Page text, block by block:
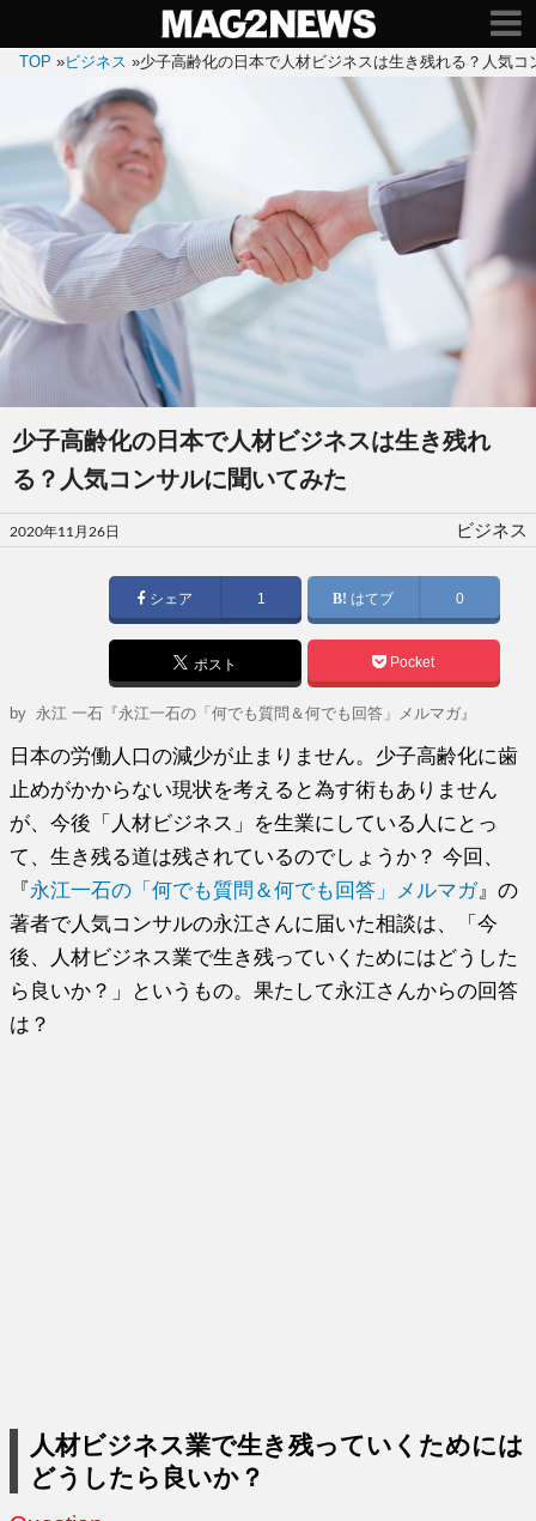
TOP »ビジネス »少子高齢化の日本で人材ビジネスは生き残れる？人気コ
少子高齢化の日本で人材ビジネスは生き残れ
る？人気コンサルに聞いてみた
投
稿
2020年11月26日 ビジネス
シェア 1 はてブ 0
ポスト Pocket
by 永江 一石『永江一石の「何でも質問＆何でも回答」メルマガ』
日本の労働人口の減少が止まりません。少子高齢化に歯
止めがかからない現状を考えると為す術もありません
が、今後「人材ビジネス」を生業にしている人にとっ
て、生き残る道は残されているのでしょうか？ 今回、
『永江一石の「何でも質問＆何でも回答」メルマガ』の
著者で人気コンサルの永江さんに届いた相談は、「今
後、人材ビジネス業で生き残っていくためにはどうした
ら良いか？」というもの。果たして永江さんからの回答
は？
人材ビジネス業で生き残っていくためには
どうしたら良いか？